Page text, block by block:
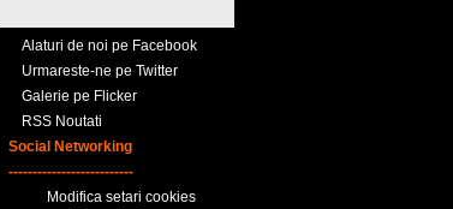
Alaturi de noi pe Facebook
Urmareste-ne pe Twitter
Galerie pe Flicker
RSS Noutati
Social Networking
--------------------------
Modifica setari cookies